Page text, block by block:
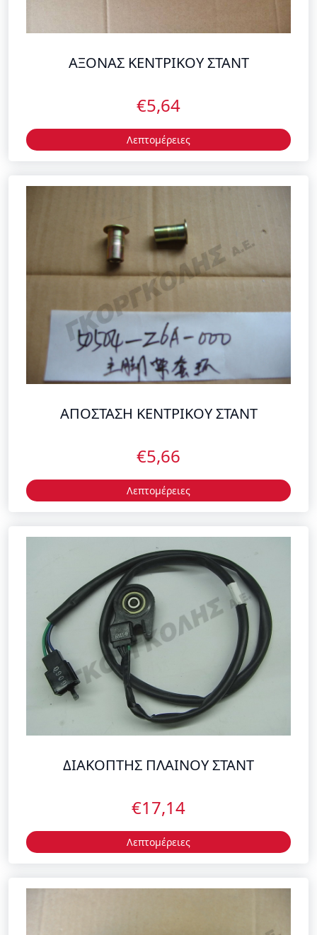
ΑΞΟΝΑΣ ΚΕΝΤΡΙΚΟΥ ΣΤΑΝΤ
€5,64
Λεπτομέρειες
ΑΠΟΣΤΑΣΗ ΚΕΝΤΡΙΚΟΥ ΣΤΑΝΤ
€5,66
Λεπτομέρειες
ΔΙΑΚΟΠΤΗΣ ΠΛΑΙΝΟΥ ΣΤΑΝΤ
€17,14
Λεπτομέρειες